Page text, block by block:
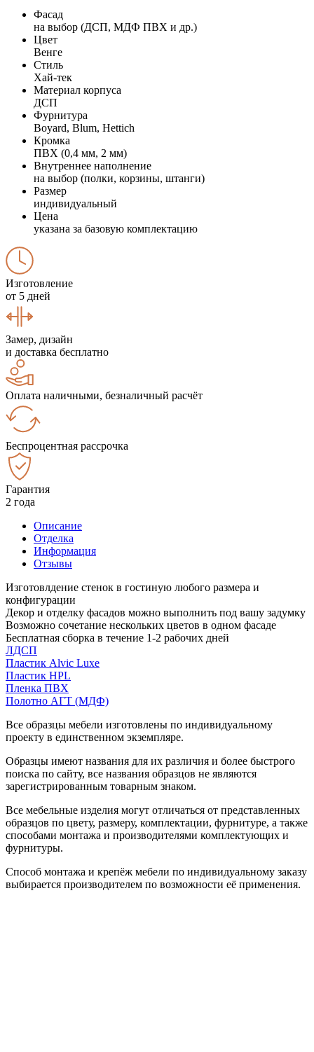
Фасад
на выбор (ДСП, МДФ ПВХ и др.)
Цвет
Венге
Стиль
Хай-тек
Материал корпуса
ДСП
Фурнитура
Boyard, Blum, Hettich
Кромка
ПВХ (0,4 мм, 2 мм)
Внутреннее наполнение
на выбор (полки, корзины, штанги)
Размер
индивидуальный
Цена
указана за базовую комплектацию
Изготовление
от 5 дней
Замер, дизайн
и доставка бесплатно
Оплата наличными, безналичный расчёт
Беспроцентная рассрочка
Гарантия
2 года
Описание
Отделка
Информация
Отзывы
Изготовлдение стенок в гостиную любого размера и
конфигурации
Декор и отделку фасадов можно выполнить под вашу задумку
Возможно сочетание нескольких цветов в одном фасаде
Бесплатная сборка в течение 1-2 рабочих дней
ЛДСП
Пластик Alvic Luxe
Пластик HPL
Пленка ПВХ
Полотно АГТ (МДФ)
Все образцы мебели изготовлены по индивидуальному
проекту в единственном экземпляре.
Образцы имеют названия для их различия и более быстрого
поиска по сайту, все названия образцов не являются
зарегистрированным товарным знаком.
Все мебельные изделия могут отличаться от представленных
образцов по цвету, размеру, комплектации, фурнитуре, а также
способами монтажа и производителями комплектующих и
фурнитуры.
Способ монтажа и крепёж мебели по индивидуальному заказу
выбирается производителем по возможности её применения.